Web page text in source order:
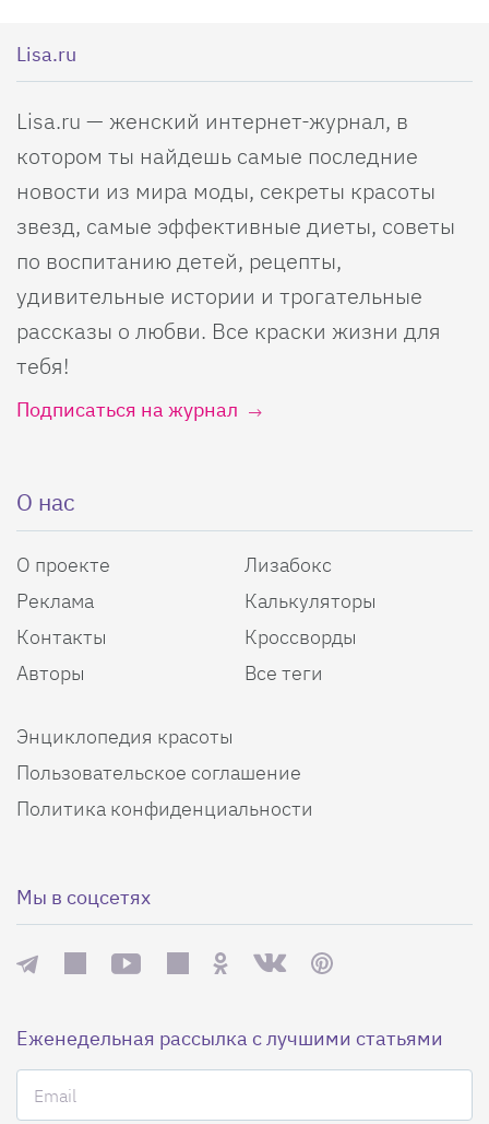
Lisa.ru
Lisa.ru — женский интернет-журнал, в
котором ты найдешь самые последние
новости из мира моды, секреты красоты
звезд, самые эффективные диеты, советы
по воспитанию детей, рецепты,
удивительные истории и трогательные
рассказы о любви. Все краски жизни для
тебя!
Подписаться на журнал
О нас
О проекте
Реклама
Контакты
Авторы
Лизабокс
Калькуляторы
Кроссворды
Все теги
Энциклопедия красоты
Пользовательское соглашение
Политика конфиденциальности
Мы в соцсетях
Еженедельная рассылка с лучшими статьями